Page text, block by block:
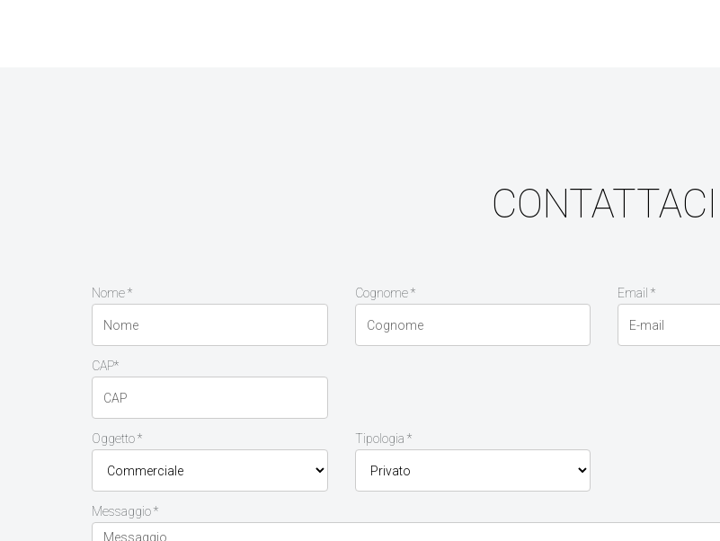
CONTATTACI
Nome * Cognome * Email *
CAP*
Oggetto * Tipologia *
Messaggio *